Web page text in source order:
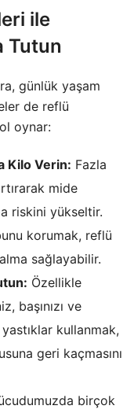
ile
Tutun
günlük yaşam
de reflü
oynar:
Kilo Verin: Fazla
mide
riskini yükseltir.
korumak, reflü
sağlayabilir.
Özellikle
başınızı ve
kullanmak,
geri kaçmasını
birçok